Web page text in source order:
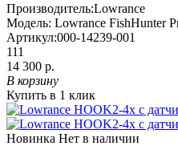
Производитель:Lowrance
Модель: Lowrance FishHunter
Артикул:000-14239-001
111
14 300 р.
В корзину
Купить в 1 клик
Новинка Нет в наличии